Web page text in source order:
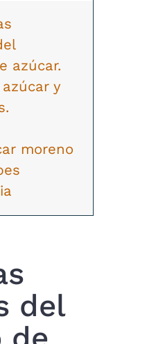
azúcar.
y
moreno
del